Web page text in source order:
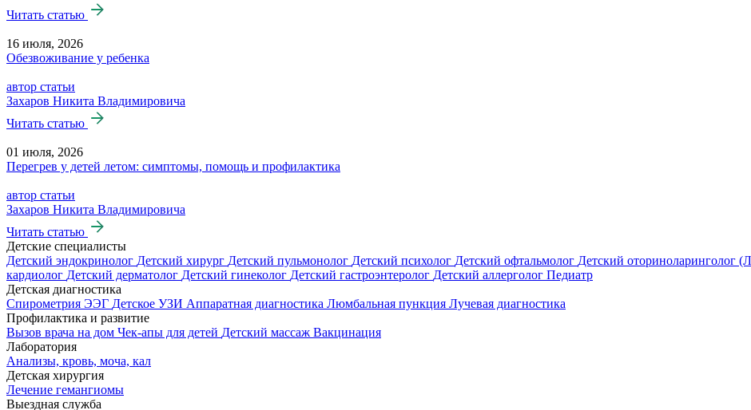
Читать статью
16 июля, 2026
Обезвоживание у ребенка
автор статьи
Захаров Никита Владимировича
Читать статью
01 июля, 2026
Перегрев у детей летом: симптомы, помощь и профилактика
автор статьи
Захаров Никита Владимировича
Читать статью
Детские специалисты
Детский эндокринолог Детский хирург Детский пульмонолог Детский психолог Детский офтальмолог Детский оториноларинголог
кардиолог Детский дерматолог Детский гинеколог Детский гастроэнтеролог Детский аллерголог Педиатр
Детская диагностика
Спирометрия ЭЭГ Детское УЗИ Аппаратная диагностика Люмбальная пункция Лучевая диагностика
Профилактика и развитие
Вызов врача на дом Чек-апы для детей Детский массаж Вакцинация
Лаборатория
Анализы, кровь, моча, кал
Детская хирургия
Лечение гемангиомы
Выездная служба